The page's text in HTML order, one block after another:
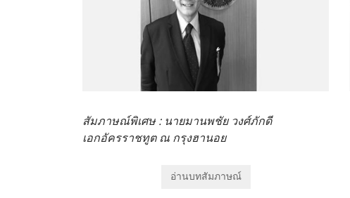
สัมภาษณ์พิเศษ : นายมานพชัย วงศ์ภักดี
เอกอัครราชทูต ณ กรุงฮานอย
อ่านบทสัมภาษณ์